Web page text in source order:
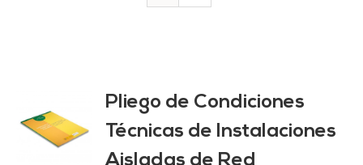
Pliego de Condiciones
Técnicas de Instalaciones
Aisladas de Red